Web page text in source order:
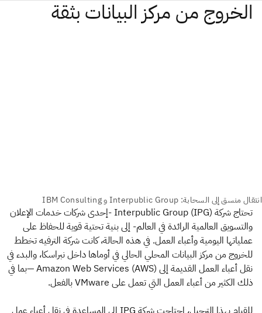
تحتاج شركة Interpublic Group (IPG) -إحدى شركات خدمات الإعلان
والتسويق العالمية الرائدة في العالم- إلى بنية تحتية قوية للحفاظ على
عملياتها اليومية وأعباء العمل. في هذه الحالة، كانت شركة الترفيه تخطط
للخروج من مركز البيانات المحلي الحالي في أوماها داخل نبراسكا، والبدء في
نقل أعباء العمل القديمة إلى Amazon Web Services (AWS) —بما في
ذلك الكثير من أعباء العمل التي تعمل على VMware بالفعل.